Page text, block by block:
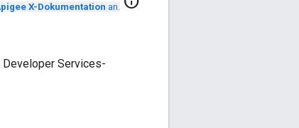
X-Dokumentation an.
Developer Services-